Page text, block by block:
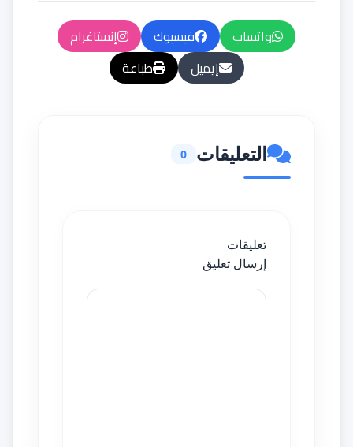
واتساب فيسبوك
إنستاغرام
إيميل
طباعة
التعليقات 0
تعليقات
إرسال تعليق